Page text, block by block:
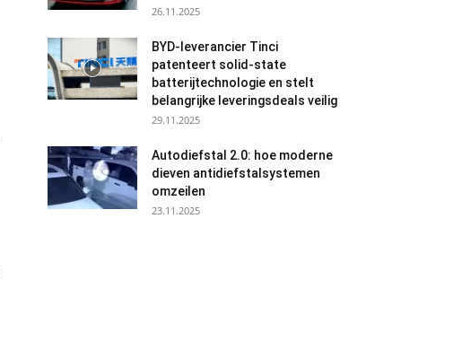
26.11.2025
BYD-leverancier Tinci
patenteert solid-state
batterijtechnologie en stelt
belangrijke leveringsdeals veilig
29.11.2025
Autodiefstal 2.0: hoe moderne
dieven antidiefstalsystemen
omzeilen
23.11.2025